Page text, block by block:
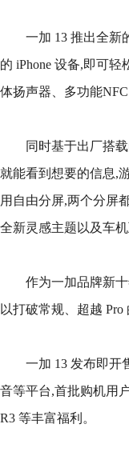
一加 13 推出全新
的 iPhone 设备,即可
体扬声器、多功能
同时基于出厂搭
就能看到想要的信息,
用自由分屏,两个分屏
全新灵感主题以及车
作为一加品牌新
以打破常规、超越
一加 13 发布即开
音等平台,首批购机用
R3 等丰富福利。